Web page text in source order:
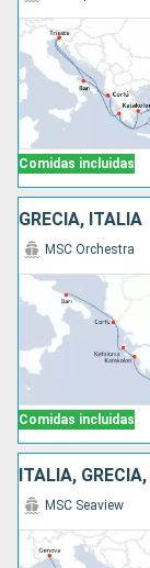
Comidas incluidas
GRECIA, ITALIA
Comidas incluidas
MSC Orchestra
ITALIA,
MSC Seaview